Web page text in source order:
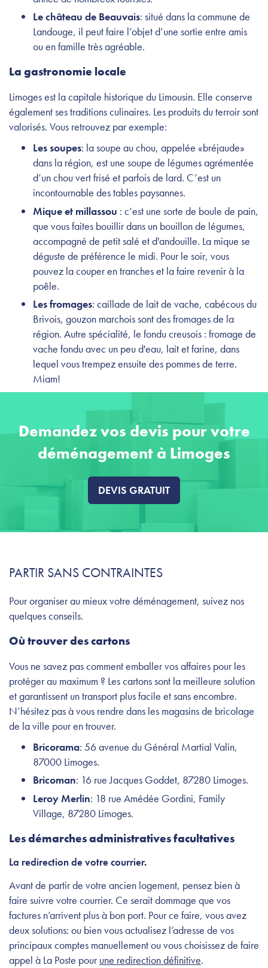
Le château de Beauvais: situé dans la commune de
Landouge, il peut faire l’objet d’une sortie entre amis
ou en famille très agréable.
La gastronomie locale
Limoges est la capitale historique du Limousin. Elle conserve
également ses traditions culinaires. Les produits du terroir sont
valorisés. Vous retrouvez par exemple:
Les soupes: la soupe au chou, appelée «bréjaude»
dans la région, est une soupe de légumes agrémentée
d’un chou vert frisé et parfois de lard. C’est un
incontournable des tables paysannes.
Mique et millassou : c’est une sorte de boule de pain,
que vous faites bouillir dans un bouillon de légumes,
accompagné de petit salé et d'andouille. La mique se
déguste de préférence le midi. Pour le soir, vous
pouvez la couper en tranches et la faire revenir à la
poêle.
Les fromages: caillade de lait de vache, cabécous du
Brivois, gouzon marchois sont des fromages de la
région. Autre spécialité, le fondu creusois : fromage de
vache fondu avec un peu d'eau, lait et farine, dans
lequel vous trempez ensuite des pommes de terre.
Miam!
Demandez vos devis pour votre
déménagement à Limoges
DEVIS GRATUIT
PARTIR SANS CONTRAINTES
Pour organiser au mieux votre déménagement, suivez nos
quelques conseils.
Où trouver des cartons
Vous ne savez pas comment emballer vos affaires pour les
protéger au maximum ? Les cartons sont la meilleure solution
et garantissent un transport plus facile et sans encombre.
N’hésitez pas à vous rendre dans les magasins de bricolage
de la ville pour en trouver.
Bricorama: 56 avenue du Général Martial Valin,
87000 Limoges.
Bricoman: 16 rue Jacques Goddet, 87280 Limoges.
Leroy Merlin: 18 rue Amédée Gordini, Family
Village, 87280 Limoges.
Les démarches administratives facultatives
La redirection de votre courrier.
Avant de partir de votre ancien logement, pensez bien à
faire suivre votre courrier. Ce serait dommage que vos
factures n’arrivent plus à bon port. Pour ce faire, vous avez
deux solutions: ou bien vous actualisez l’adresse de vos
principaux comptes manuellement ou vous choisissez de faire
appel à La Poste pourune redirection définitive.